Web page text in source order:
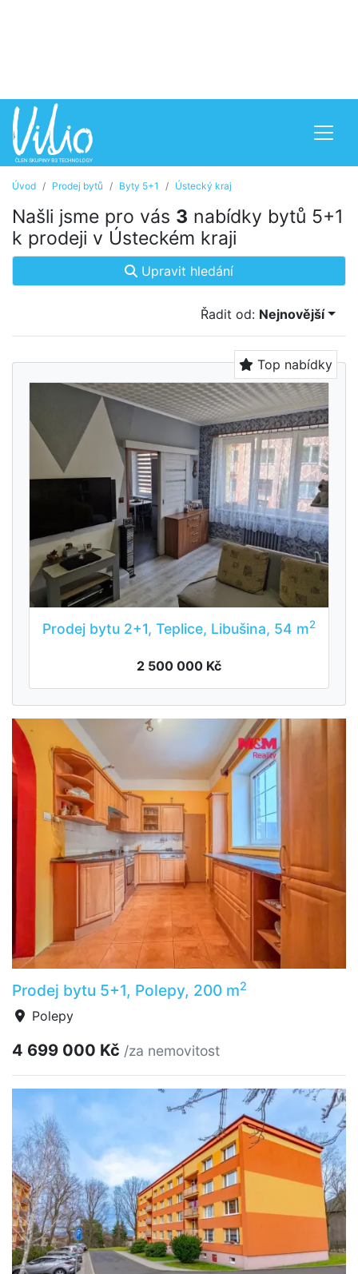
Úvod Prodej bytů Byty 5+1 Ústecký kraj
Našli jsme pro vás 3 nabídky bytů 5+1
k prodeji v Ústeckém kraji
Upravit hledání
Řadit od: Nejnovější
Top nabídky
Prodej bytu 2+1, Teplice, Libušina, 54 m2
2 500 000 Kč
Prodej bytu 5+1, Polepy, 200 m2
Polepy
4 699 000 Kč /za nemovitost